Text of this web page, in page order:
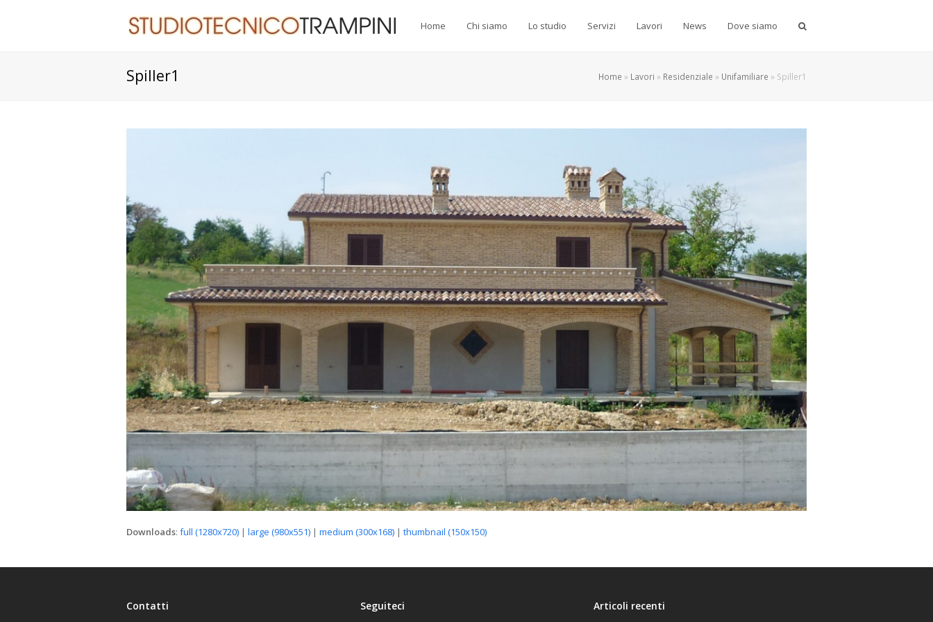
Home Chi siamo Lo studio Servizi Lavori News Dove siamo
Spiller1 Home » Lavori » Residenziale » Unifamiliare » Spiller1
Downloads: full (1280x720) | large (980x551) | medium (300x168) | thumbnail (150x150)
Contatti Seguiteci Articoli recenti